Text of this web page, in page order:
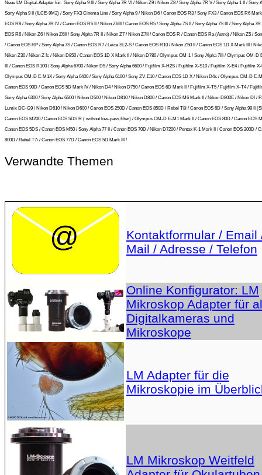
Neue LM Digital-Adapter für: Sony Alpha 9 III / Sony Alpha 7R VI / Nikon Z9 / Nikon Z8 / Sony Alpha 7R V / Sony Alpha 1 II / Sony
Sony Alpha 9 II (ILCE-9M2) / Sony FX3 Cinema Line / Sony Alpha 9 / Nikon D6 / Canon EOS R3 / Sony FX3 / Canon EOS R6
EOS R8 / Sony Alpha 7R IV / Canon EOS R5 II / Nikon Z6III / Canon EOS R5 / Sony Alpha 7S II / Sony Alpha 7S III / Sony Alpha 7R
EOS R6 / Nikon Z6 / Nikon Z6II / Sony Alpha 7R II / Nikon Z7 / Nikon Z7II / Canon EOS R / Canon EOS Ra (Astro) / Nikon Z5 /
/ Canon EOS RP / Sony Alpha 7S / Canon EOS R7 / Leica SL2-S / Canon EOS R10 / Nikon Z50 II / Canon EOS 1D X Mark III /
Nikon Z30 / Nikon Z fc / Nikon D850 / Canon EOS 1D X Mark II / Nikon D780 / Olympus OM-1 / Sony Alpha 7III / Olympus OM-D
III / Canon EOS R100 / Sony Alpha 6700 / Nikon D5 / Sony Alpha 6600 / Fujifilm X-H2S / Fujifilm X-S10 / Fujifilm X-E4 / Fujifilm
Olympus OM-D E-M1X / Sony Alpha 6400 / Sony Alpha 6100 / Sony ZV-E10 / Canon EOS 1D X / Nikon D4s / Olympus OM-D E-
Canon EOS 90D / Canon EOS 5D Mark IV / Nikon D4 / Nikon D750 / Canon EOS 6D Mark II / Fujifilm X-T5 / Fujifilm X-T4 /
Sony Alpha 6300 / Sony Alpha 6500 / Nikon D500 / Nikon D810 / Nikon D800 / Canon EOS M6 Mark II / Nikon D800E / Nikon Df /
Lumix DC-G9 / Nikon D610 / Nikon D600 / Canon EOS 250D / Canon EOS 850D / Rebel T8i / Canon EOS 6D / Sony Alpha 99 II
Canon EOS M200 / Canon EOS 5DS R ( without low-pass filter) / Olympus OM-D E-M1 Mark II / Canon EOS 80D / Canon EOS
Canon EOS 5DS / Canon EOS M50 / Sony Alpha 77 II / Canon EOS 70D / Nikon D7200 / Pentax K-1 Mark II / Canon EOS 200D /
800D / Rebel T7i / Canon EOS 77D / Canon EOS 5D Mark III /
Verwandte Themen
Kontaktformular / Email
Mail / Adresse / Telefon
Online Konfigurator: LM
Mikroskop Adapter für
Digitalkameras und
Mikroskope
LM Adapter für die
Mikroskopie im
LM Mikroskop Weitfeld